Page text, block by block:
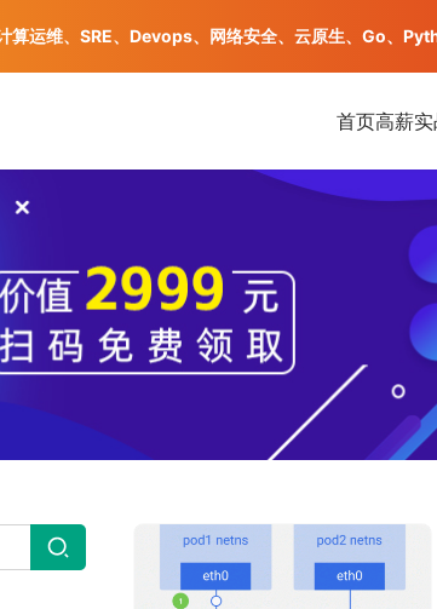
首页高薪
算运维、SRE、Devops、网络安全、云原生、Go、